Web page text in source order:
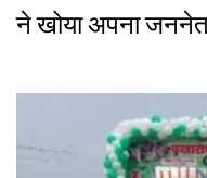
ने खोया अपना